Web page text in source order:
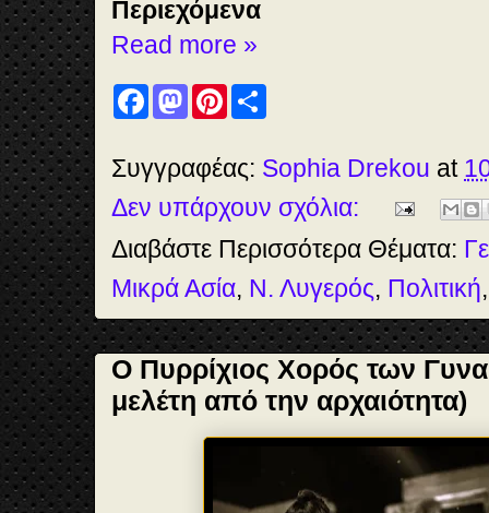
Περιεχόμενα
Read more »
F
a
b
o
o
k
M
a
o
d
o
n
P
e
r
e
s
e
Συγγραφέας: Sophia Drekou at
Δεν υπάρχουν σχόλια:
Διαβάστε Περισσότερα Θέματα:
Μικρά Ασία, Ν. Λυγερός, Πολιτική
Ο Πυρρίχιος Χορός των
μελέτη από την αρχαιότητα)